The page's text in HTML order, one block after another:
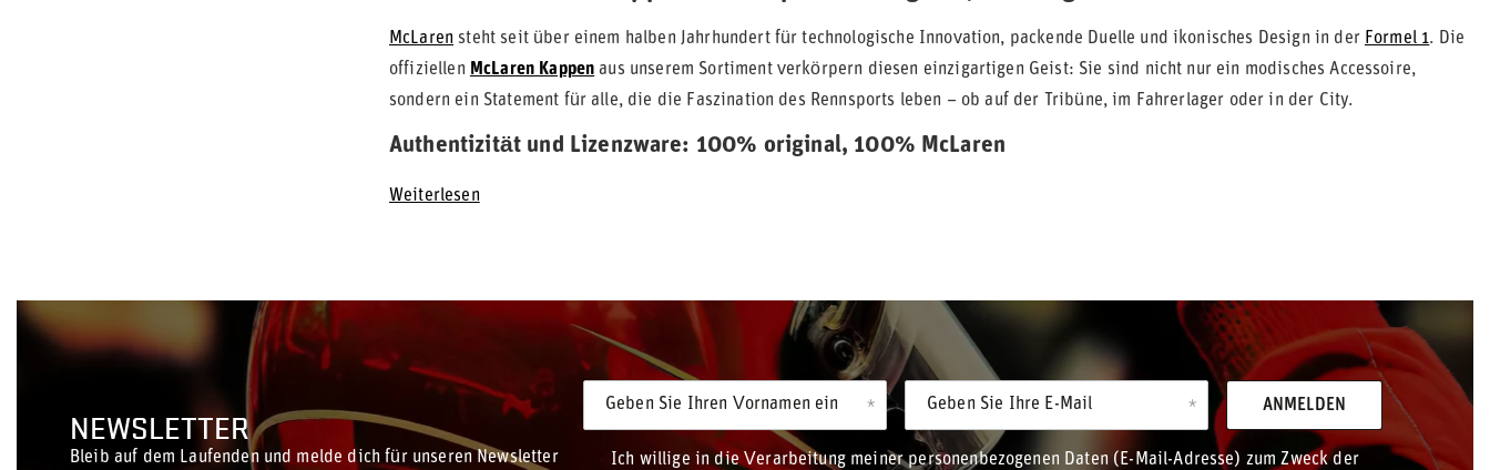
McLaren steht seit über einem halben Jahrhundert für technologische Innovation, packende Duelle und ikonisches Design in der Formel 1. Die
offiziellen McLaren Kappen aus unserem Sortiment verkörpern diesen einzigartigen Geist: Sie sind nicht nur ein modisches Accessoire,
sondern ein Statement für alle, die die Faszination des Rennsports leben – ob auf der Tribüne, im Fahrerlager oder in der City.
Authentizität und Lizenzware: 100% original, 100% McLaren
Weiterlesen
NEWSLETTER
Bleib auf dem Laufenden und melde dich für unseren Newsletter
Geben Sie Ihren Vornamen ein Geben Sie Ihre E-Mail
Ich willige in die Verarbeitung meiner personenbezogenen Daten (E-Mail-Adresse) zum Zweck der
ANMELDEN